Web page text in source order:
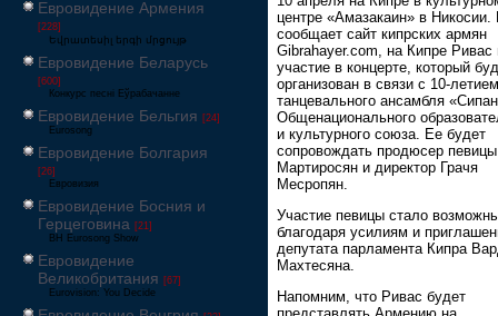
Евровидение Армения
[228]
Եվրատեսիլ երգի մրցույթ
Евровидение Беларусь
[600]
Конкурс песні Еўрабачанне
Евровидение Бельгия [24]
Eurosong
Евровидение Болгария
[26]
Евровизия
Евровидение Босния и
Герцеговина [21]
BH Eurosong Show
Евровидение
Великобритания [67]
Eurovision: You Decide
центре «Амазакаин» в Никосии.
сообщает сайт кипрских армян
Gibrahayer.com, на Кипре Ривас
участие в концерте, который
организован в связи с 10-летием
танцевального ансамбля
Общенационального
и культурного союза. Ее будет
сопровождать продюсер
Мартиросян и директор Грачя
Месропян.
Участие певицы стало
благодаря усилиям и
депутата парламента Кипра
Махтесяна.
Напомним, что Ривас будет